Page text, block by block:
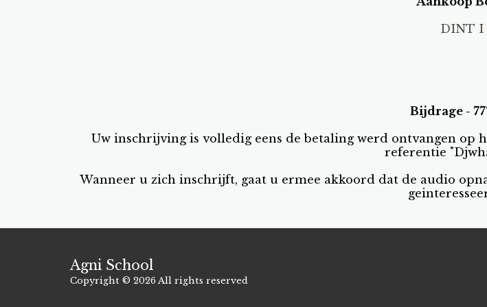
DINT I
Bijdrage -
Uw inschrijving is volledig eens de betaling werd ontvangen op
referentie
Wanneer u zich inschrijft, gaat u ermee akkoord dat de audio
Agni School
Copyright © 2026 All rights reserved